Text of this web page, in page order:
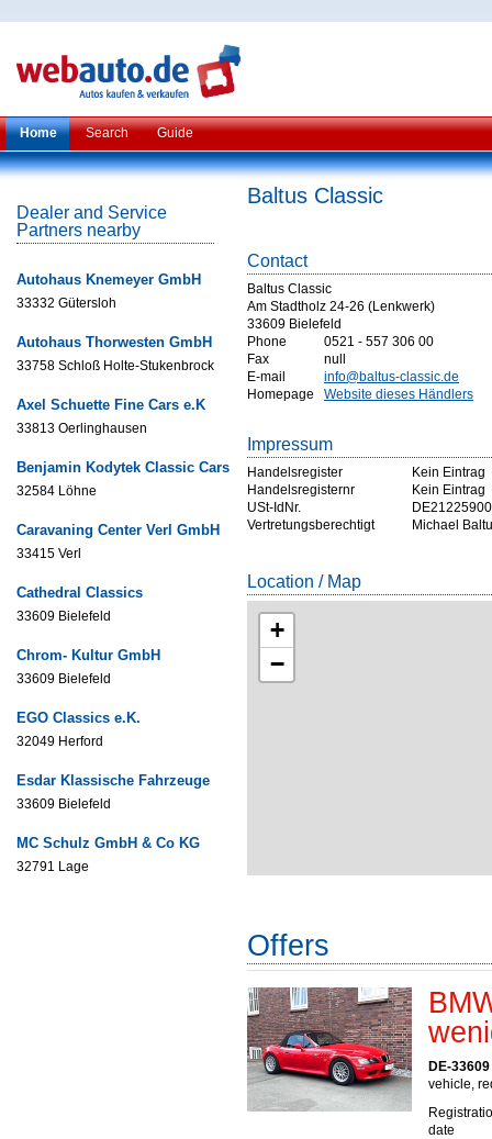
Home Search Guide
Dealer and Service
Partners nearby
Autohaus Knemeyer GmbH
33332 Gütersloh
Autohaus Thorwesten GmbH
33758 Schloß Holte-Stukenbrock
Axel Schuette Fine Cars e.K
33813 Oerlinghausen
Benjamin Kodytek Classic Cars
32584 Löhne
Caravaning Center Verl GmbH
33415 Verl
Cathedral Classics
33609 Bielefeld
Chrom- Kultur GmbH
33609 Bielefeld
EGO Classics e.K.
32049 Herford
Esdar Klassische Fahrzeuge
33609 Bielefeld
MC Schulz GmbH & Co KG
32791 Lage
Baltus Classic
Contact
Baltus Classic
Am Stadtholz 24-26 (Lenkwerk)
33609 Bielefeld
Phone
0521 - 557 306 00
Fax
null
E-mail
info@baltus-classic.de
Homepage
Website dieses Händlers
Impressum
Handelsregister
Kein Eintrag
Handelsregisternr
Kein Eintrag
USt-IdNr.
Vertretungsberechtigt
Michael
Location / Map
+
−
Offers
DE-
vehicle,
date